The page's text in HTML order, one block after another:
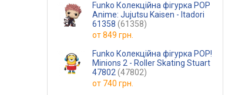
Funko Колекційна фігурка POP
Anime: Jujutsu Kaisen - Itadori
61358 (61358)
от849 грн.
Funko Колекційна фігурка POP!
Minions 2 - Roller Skating Stuart
47802 (47802)
от 740 грн.